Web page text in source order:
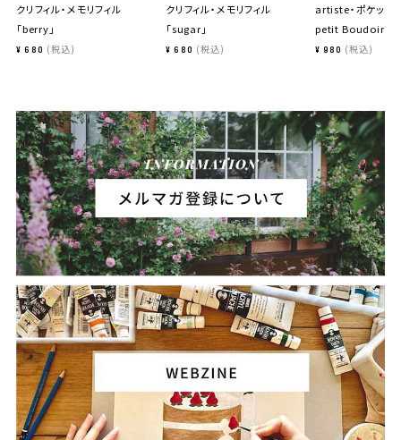
クリフィル・メモリフィル
「berry」
¥ 680 税込
クリフィル・メモリフィル
「sugar」
¥ 680 税込
artiste・ポケット
petit Boudoir」
¥ 980 税込